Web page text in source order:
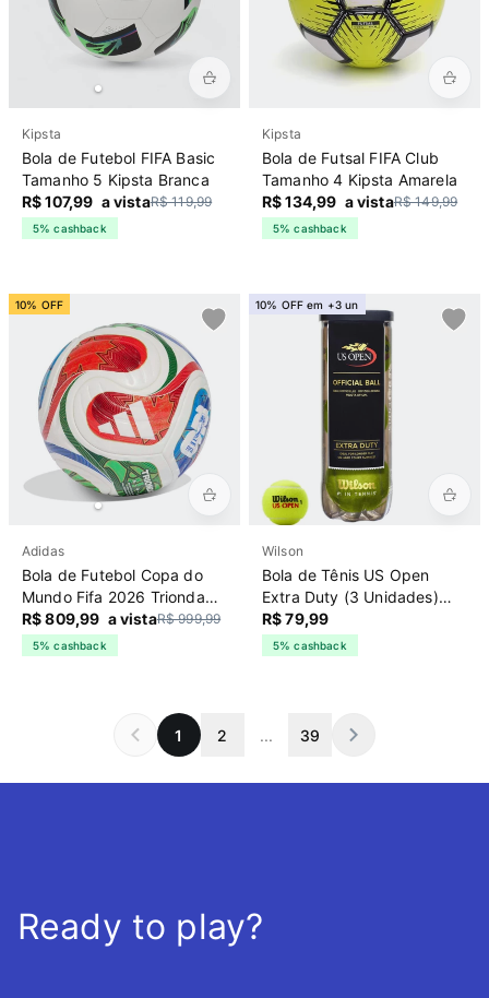
Kipsta
Bola de Futebol FIFA Basic
Tamanho 5 Kipsta Branca
R$ 107,99 a vistaR$ 119,99
5% cashback
Kipsta
Bola de Futsal FIFA Club
Tamanho 4 Kipsta Amarela
R$ 134,99 a vistaR$ 149,99
5% cashback
10% OFF
Adidas
Bola de Futebol Copa do
Mundo Fifa 2026 Trionda
Pro Adidas Branca
R$ 809,99 a vistaR$ 999,99
5% cashback
10% OFF em +3 un
Wilson
Bola de Tênis US Open
Extra Duty (3 Unidades)
Wilson Verde
R$ 79,99
5% cashback
1 2 ... 39
Ready to play?